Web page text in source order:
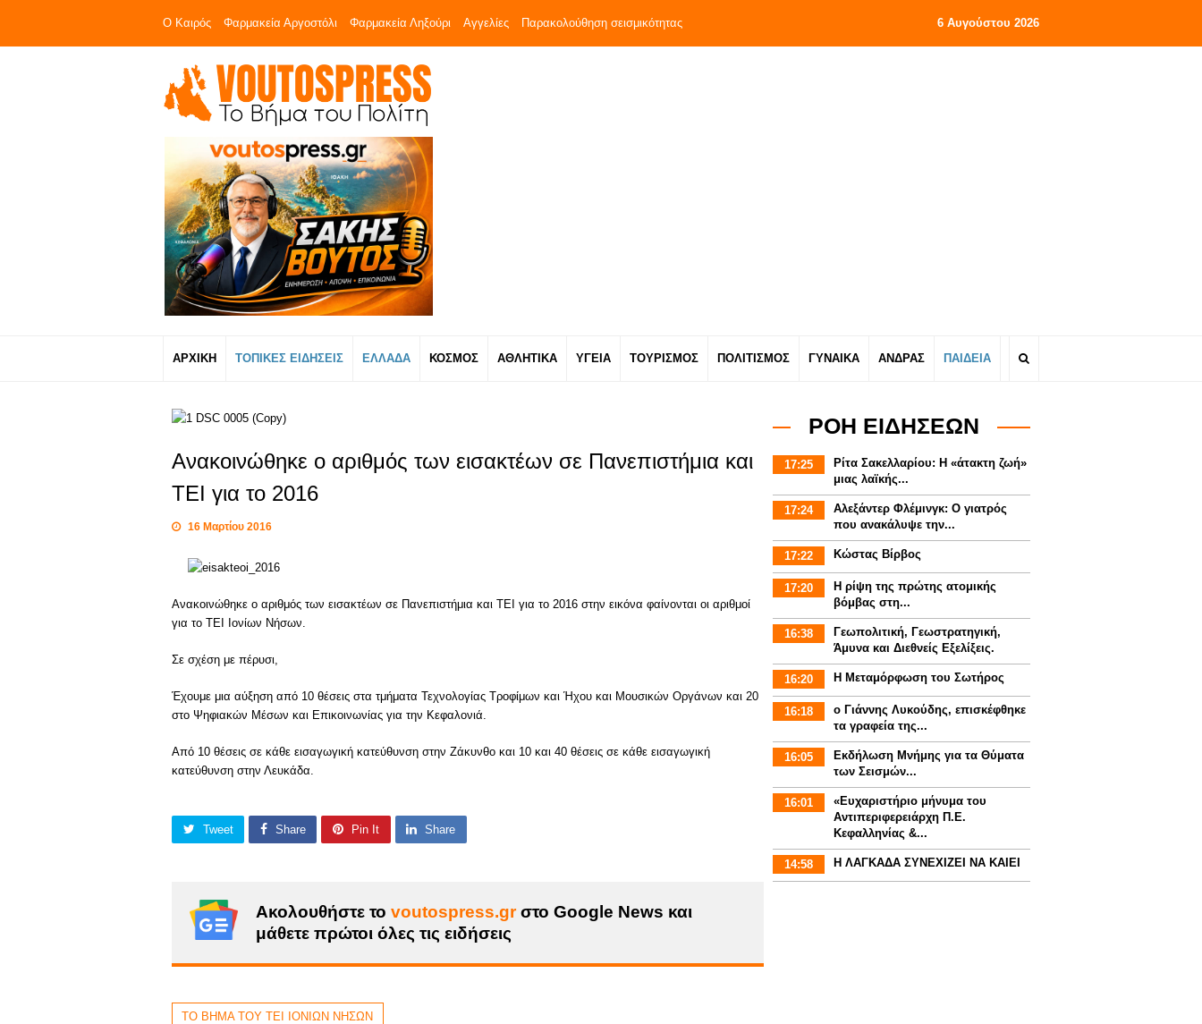
Ο Καιρός Φαρμακεία Αργοστόλι Φαρμακεία Ληξούρι Αγγελίες Παρακολούθηση σεισμικότητας 6 Αυγούστου 2026
ΑΡΧΙΚΗ ΤΟΠΙΚΕΣ ΕΙΔΗΣΕΙΣ ΕΛΛΑΔΑ ΚΟΣΜΟΣ ΑΘΛΗΤΙΚΑ ΥΓΕΙΑ ΤΟΥΡΙΣΜΟΣ ΠΟΛΙΤΙΣΜΟΣ ΓΥΝΑΙΚΑ ΑΝΔΡΑΣ ΠΑΙΔΕΙΑ
Ανακοινώθηκε ο αριθμός των εισακτέων σε Πανεπιστήμια και
ΤΕΙ για το 2016
16 Μαρτίου 2016
Ανακοινώθηκε ο αριθμός των εισακτέων σε Πανεπιστήμια και ΤΕΙ για το 2016 στην εικόνα φαίνονται οι αριθμοί
για το ΤΕΙ Ιονίων Νήσων.
Σε σχέση με πέρυσι,
Έχουμε μια αύξηση από 10 θέσεις στα τμήματα Τεχνολογίας Τροφίμων και Ήχου και Μουσικών Οργάνων και 20
στο Ψηφιακών Μέσων και Επικοινωνίας για την Κεφαλονιά.
Από 10 θέσεις σε κάθε εισαγωγική κατεύθυνση στην Ζάκυνθο και 10 και 40 θέσεις σε κάθε εισαγωγική
κατεύθυνση στην Λευκάδα.
Tweet Share Pin It Share
Ακολουθήστε τοvoutospress.grστο Google News και
μάθετε πρώτοι όλες τις ειδήσεις
ΤΟ ΒΗΜΑ ΤΟΥ ΤΕΙ ΙΟΝΙΩΝ ΝΗΣΩΝ
ΡΟΗ ΕΙΔΗΣΕΩΝ
17:25
Ρίτα Σακελλαρίου: Η «άτακτη ζωή»
μιας λαϊκής...
17:24
Αλεξάντερ Φλέμινγκ: Ο γιατρός
που ανακάλυψε την...
17:22 Κώστας Βίρβος
17:20
Η ρίψη της πρώτης ατομικής
βόμβας στη...
16:38
Γεωπολιτική, Γεωστρατηγική,
Άμυνα και Διεθνείς Εξελίξεις.
16:20 Η Μεταμόρφωση του Σωτήρος
16:18
ο Γιάννης Λυκούδης, επισκέφθηκε
τα γραφεία της...
16:05
Εκδήλωση Μνήμης για τα Θύματα
των Σεισμών...
16:01
«Ευχαριστήριο μήνυμα του
Αντιπεριφερειάρχη Π.Ε.
Κεφαλληνίας &...
14:58 Η ΛΑΓΚΑΔΑ ΣΥΝΕΧΙΖΕΙ ΝΑ ΚΑΙΕΙ